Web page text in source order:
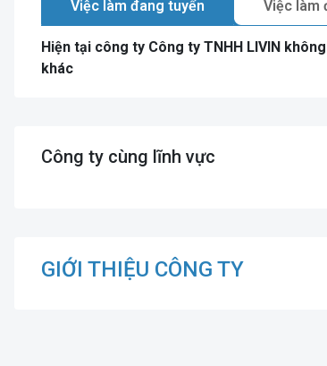
Việc làm đang tuyển Việc làm
Hiện tại công ty Công ty TNHH LIVIN
khác
Công ty cùng lĩnh vực
GIỚI THIỆU CÔNG TY